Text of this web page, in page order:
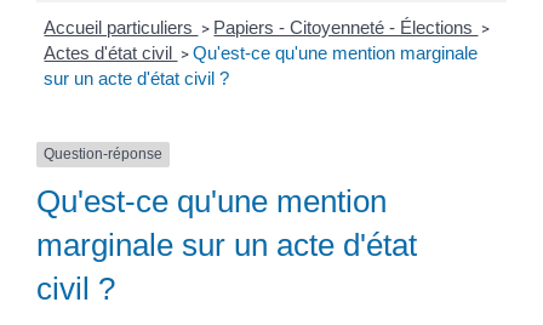
Accueil particuliers > Papiers - Citoyenneté - Élections >
Actes d'état civil > Qu'est-ce qu'une mention marginale
sur un acte d'état civil ?
Question-réponse
Qu'est-ce qu'une mention
marginale sur un acte d'état
civil ?